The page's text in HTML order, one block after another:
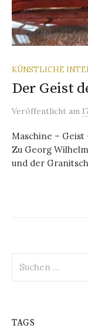
KÜNSTLICHE
Der Geist
Veröffentlicht am
Maschine –
Zu Georg
und der
nach:
TAGS